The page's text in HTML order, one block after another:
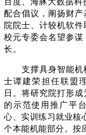
配合倡议，阐扬财
院院士、计较机软
校元专委会名望参
长。
支撑具身智能机
士谭建荣担任联盟
日。将研究院打形
的示范使用推广平
心、实训练习就业核
个本能机能部分。按